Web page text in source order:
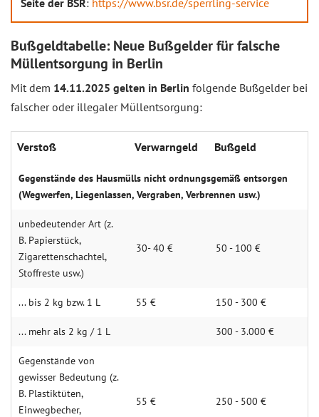
Seite der BSR: https://www.bsr.de/sperrling-service
Bußgeldtabelle: Neue Bußgelder für falsche
Müllentsorgung in Berlin
Mit dem 14.11.2025 gelten in Berlin folgende Bußgelder bei
falscher oder illegaler Müllentsorgung:
Verstoß Verwarngeld Bußgeld
Gegenstände des Hausmülls nicht ordnungsgemäß entsorgen
(Wegwerfen, Liegenlassen, Vergraben, Verbrennen usw.)
unbedeutender Art (z.
B. Papierstück,
Zigarettenschachtel,
Stoffreste usw.)
30- 40 € 50 - 100 €
... bis 2 kg bzw. 1 L 55 € 150 - 300 €
... mehr als 2 kg / 1 L 300 - 3.000 €
Gegenstände von
gewisser Bedeutung (z.
B. Plastiktüten,
Einwegbecher,
55 € 250 - 500 €